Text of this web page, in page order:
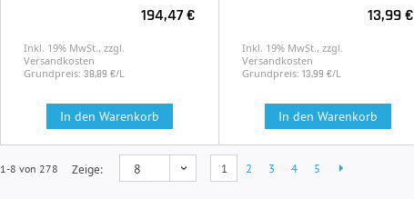
194,47 €
Inkl. 19% MwSt., zzgl.
Versandkosten
Grundpreis: 38,89 €/L
In den Warenkorb
13,99 €
Inkl. 19% MwSt., zzgl.
Versandkosten
Grundpreis: 13,99 €/L
In den Warenkorb
1-8 von 278 Zeige 1 2 3 4 5